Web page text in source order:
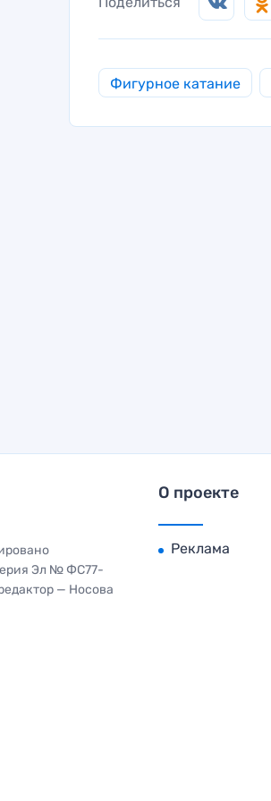
Фигурное катание
Эл № ФС77-
— Носова
О проекте
Реклама